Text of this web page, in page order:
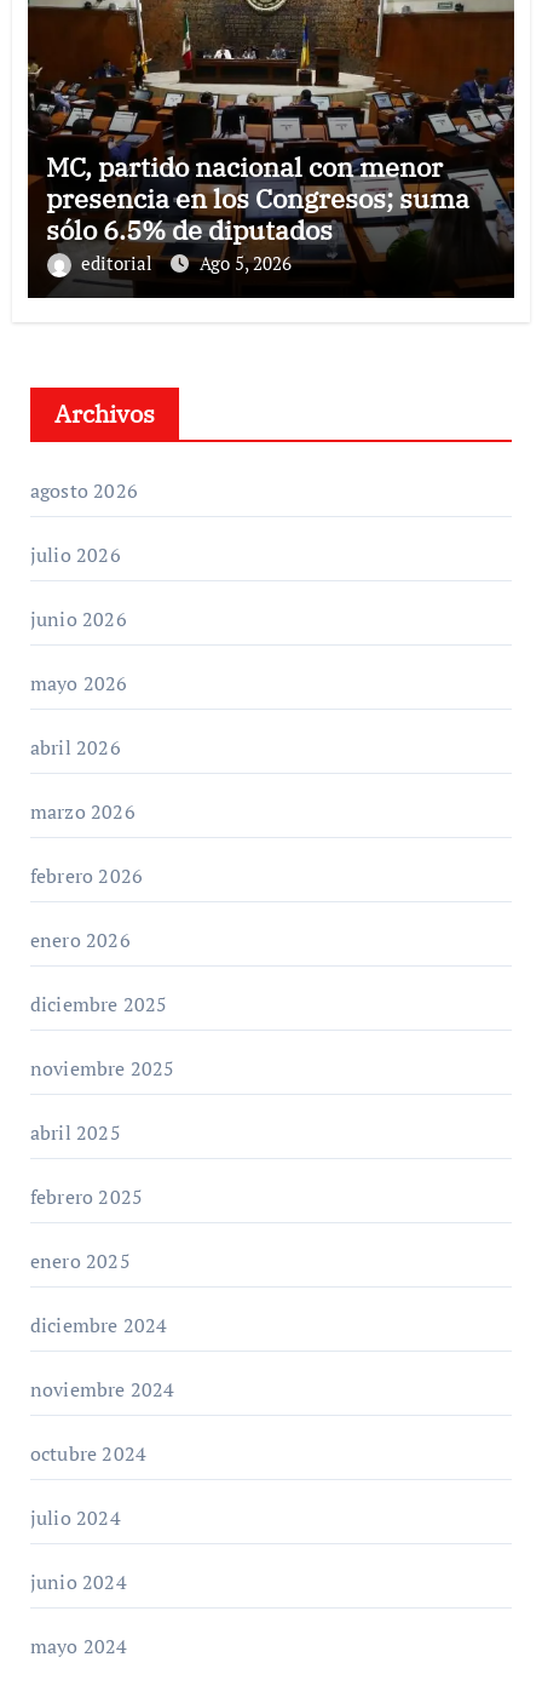
MC, partido nacional con menor
presencia en los Congresos; suma
sólo 6.5% de diputados
editorial Ago 5, 2026
Archivos
agosto 2026
julio 2026
junio 2026
mayo 2026
abril 2026
marzo 2026
febrero 2026
enero 2026
diciembre 2025
noviembre 2025
abril 2025
febrero 2025
enero 2025
diciembre 2024
noviembre 2024
octubre 2024
julio 2024
junio 2024
mayo 2024